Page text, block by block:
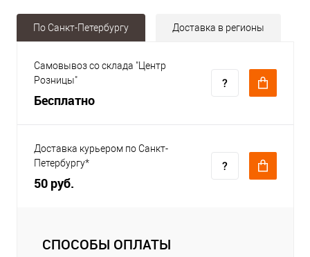
По Санкт-Петербургу Доставка в регионы
Самовывоз со склада "Центр
Розницы"
Бесплатно
Доставка курьером по Санкт-
Петербургу*
50 руб.
СПОСОБЫ ОПЛАТЫ